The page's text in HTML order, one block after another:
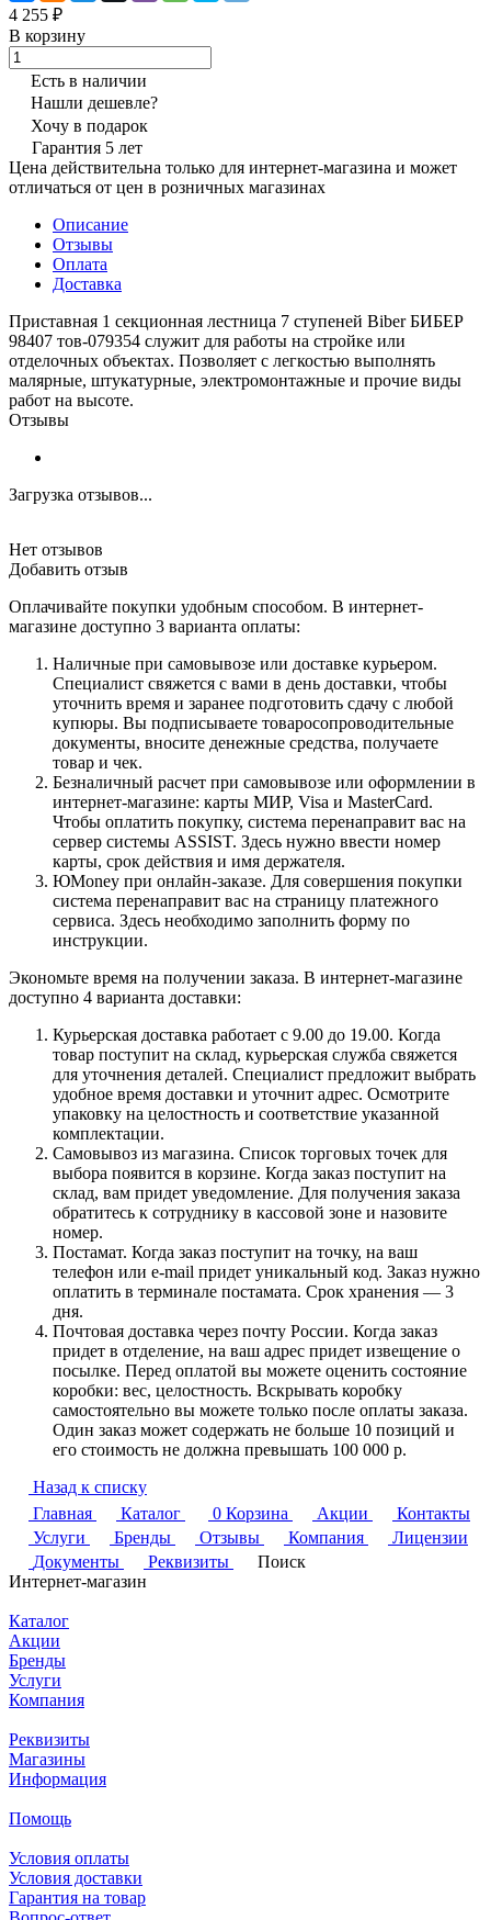
4 255 ₽
В корзину
Есть в наличии
Нашли дешевле?
Хочу в подарок
Гарантия 5 лет
Цена действительна только для интернет-магазина и может
отличаться от цен в розничных магазинах
Описание
Отзывы
Оплата
Доставка
Приставная 1 секционная лестница 7 ступеней Biber БИБЕР
98407 тов-079354 служит для работы на стройке или
отделочных объектах. Позволяет с легкостью выполнять
малярные, штукатурные, электромонтажные и прочие виды
работ на высоте.
Отзывы
Загрузка отзывов...
Нет отзывов
Добавить отзыв
Оплачивайте покупки удобным способом. В интернет-
магазине доступно 3 варианта оплаты:
Наличные при самовывозе или доставке курьером.
Специалист свяжется с вами в день доставки, чтобы
уточнить время и заранее подготовить сдачу с любой
купюры. Вы подписываете товаросопроводительные
документы, вносите денежные средства, получаете
товар и чек.
Безналичный расчет при самовывозе или оформлении в
интернет-магазине: карты МИР, Visa и MasterCard.
Чтобы оплатить покупку, система перенаправит вас на
сервер системы ASSIST. Здесь нужно ввести номер
карты, срок действия и имя держателя.
ЮMoney при онлайн-заказе. Для совершения покупки
система перенаправит вас на страницу платежного
сервиса. Здесь необходимо заполнить форму по
инструкции.
Экономьте время на получении заказа. В интернет-магазине
доступно 4 варианта доставки:
Курьерская доставка работает с 9.00 до 19.00. Когда
товар поступит на склад, курьерская служба свяжется
для уточнения деталей. Специалист предложит выбрать
удобное время доставки и уточнит адрес. Осмотрите
упаковку на целостность и соответствие указанной
комплектации.
Самовывоз из магазина. Список торговых точек для
выбора появится в корзине. Когда заказ поступит на
склад, вам придет уведомление. Для получения заказа
обратитесь к сотруднику в кассовой зоне и назовите
номер.
Постамат. Когда заказ поступит на точку, на ваш
телефон или e-mail придет уникальный код. Заказ нужно
оплатить в терминале постамата. Срок хранения — 3
дня.
Почтовая доставка через почту России. Когда заказ
придет в отделение, на ваш адрес придет извещение о
посылке. Перед оплатой вы можете оценить состояние
коробки: вес, целостность. Вскрывать коробку
самостоятельно вы можете только после оплаты заказа.
Один заказ может содержать не больше 10 позиций и
его стоимость не должна превышать 100 000 р.
Назад к списку
Главная
Каталог 0 Корзина Акции
Контакты
Услуги
Бренды Отзывы Компания
Лицензии
Документы
Реквизиты
Поиск
Интернет-магазин
Каталог
Акции
Бренды
Услуги
Компания
Реквизиты
Магазины
Информация
Помощь
Условия оплаты
Условия доставки
Гарантия на товар